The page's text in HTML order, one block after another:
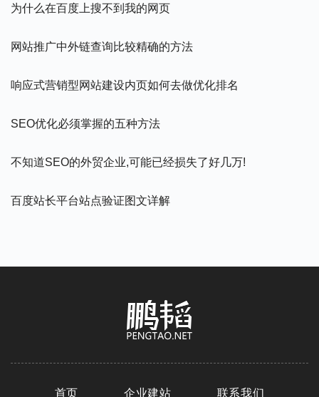
为什么在百度上搜不到我的网页
网站推广中外链查询比较精确的方法
响应式营销型网站建设内页如何去做优化排名
SEO优化必须掌握的五种方法
不知道SEO的外贸企业,可能已经损失了好几万!
百度站长平台站点验证图文详解
首页 企业建站 联系我们